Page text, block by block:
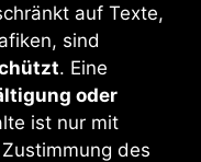
auf Texte,
sind
. Eine
oder
ist nur mit
des